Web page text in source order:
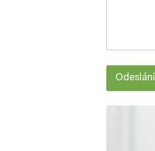
Odeslání